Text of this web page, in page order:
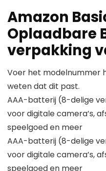
Amazon
Oplaadbare
verpakking
Voer het modelnummer
weten dat dit past.
AAA-batterij (8-delige
voor digitale camera’s,
speelgoed en meer
AAA-batterij (8-delige
voor digitale camera’s,
speelgoed en meer